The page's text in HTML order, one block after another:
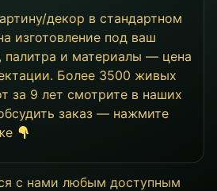
декор в стандартном
изготовление под ваш
палитра и материалы — цена
Более 3500 живых
за 9 лет смотрите в наших
заказ — нажмите
с нами любым доступным